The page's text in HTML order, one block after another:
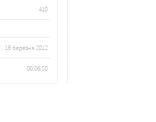
410
16 березня 2012
00:06:50